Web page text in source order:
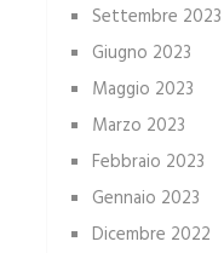
Settembre 2023
Giugno 2023
Maggio 2023
Marzo 2023
Febbraio 2023
Gennaio 2023
Dicembre 2022